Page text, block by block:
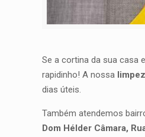
Se a cortina da sua casa
rapidinho! A nossa
dias úteis.
Também atendemos
Dom Hélder Câmara,